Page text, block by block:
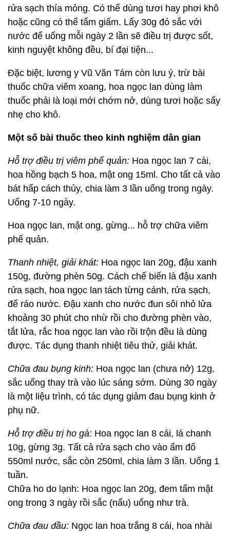
rửa sạch thía mỏng. Có thể dùng tươi hay phơi khô
hoặc cũng có thể tẩm giấm. Lấy 30g đó sắc với
nước để uống mỗi ngày 2 lần sẽ điều trị được sốt,
kinh nguyệt không đều, bí đại tiện...
Đặc biệt, lương y Vũ Văn Tám còn lưu ý, trừ bài
thuốc chữa viêm xoang, hoa ngọc lan dùng làm
thuốc phải là loại mới chớm nở, dùng tươi hoặc sấy
nhẹ cho khô.
Một số bài thuốc theo kinh nghiệm dân gian
Hỗ trợ điều trị viêm phế quản: Hoa ngọc lan 7 cái,
hoa hồng bạch 5 hoa, mật ong 15ml. Cho tất cả vào
bát hấp cách thủy, chia làm 3 lần uống trong ngày.
Uống 7-10 ngày.
Hoa ngọc lan, mật ong, gừng... hỗ trợ chữa viêm
phế quản.
Thanh nhiệt, giải khát: Hoa ngọc lan 20g, đậu xanh
150g, đường phèn 50g. Cách chế biến là đậu xanh
rửa sạch, hoa ngọc lan tách từng cánh, rửa sạch,
để ráo nước. Đậu xanh cho nước đun sôi nhỏ lửa
khoảng 30 phút cho nhừ rồi cho đường phèn vào,
tắt lửa, rắc hoa ngọc lan vào rồi trộn đều là dùng
được. Tác dụng thanh nhiệt tiêu thử, giải khát.
Chữa đau bụng kinh: Hoa ngọc lan (chưa nở) 12g,
sắc uống thay trà vào lúc sáng sớm. Dùng 30 ngày
là một liệu trình, có tác dụng giảm đau bụng kinh ở
phụ nữ.
Hỗ trợ điều trị ho gà: Hoa ngọc lan 8 cái, lá chanh
10g, gừng 3g. Tất cả rửa sạch cho vào ấm đổ
550ml nước, sắc còn 250ml, chia làm 3 lần. Uống 1
tuần.
Chữa ho do lạnh: Hoa ngọc lan 20g, đem tẩm mật
ong trong 3 ngày rồi sắc (nấu) uống như trà.
Chữa đau đầu: Ngọc lan hoa trắng 8 cái, hoa nhài